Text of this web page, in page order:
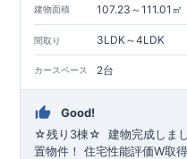
現地にてご確認いただ
まずはお気軽にお問い
（9:30 18:30／火水曜休み）
建物面積 107.23～111.01㎡
間取り 3LDK～4LDK
カースペース 2台
Good!
☆残り 3棟☆ ​ ​建物完成しま
置物件！ 住宅性能評価W取